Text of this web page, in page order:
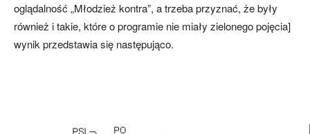
oglądalność „Młodzież kontra”, a trzeba przyznać, że były
również i takie, które o programie nie miały zielonego pojęcia]
wynik przedstawia się następująco.